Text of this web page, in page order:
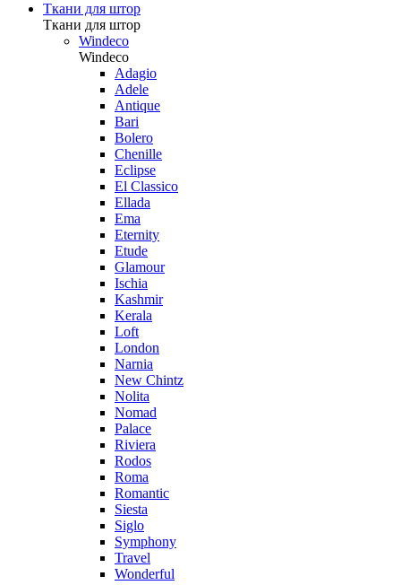
Ткани для штор
Ткани для штор
Windeco
Windeco
Adagio
Adele
Antique
Bari
Bolero
Chenille
Eclipse
El Classico
Ellada
Ema
Eternity
Etude
Glamour
Ischia
Kashmir
Kerala
Loft
London
Narnia
New Chintz
Nolita
Nomad
Palace
Riviera
Rodos
Roma
Romantic
Siesta
Siglo
Symphony
Travel
Wonderful